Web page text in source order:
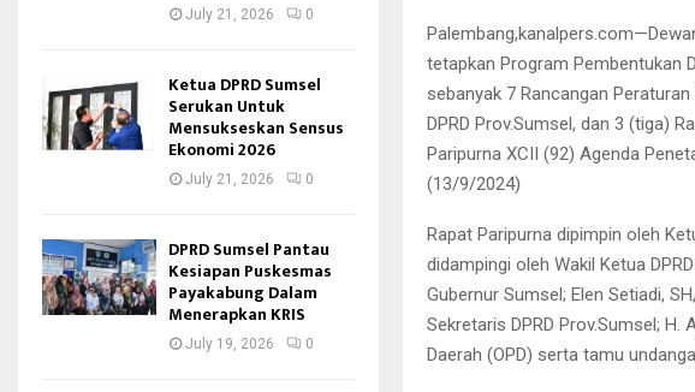
tetapkan Program Pembentukan
sebanyak 7 Rancangan
DPRD Prov.Sumsel, dan 3 (tiga)
Paripurna XCII (92) Agenda
(13/9/2024)
Rapat Paripurna dipimpin oleh
didampingi oleh Wakil Ketua
Gubernur Sumsel; Elen Setiadi,
Sekretaris DPRD Prov.Sumsel; H.
Daerah (OPD) serta tamu
July 21, 2026 0
Ketua DPRD Sumsel
Serukan Untuk
Mensukseskan Sensus
Ekonomi 2026
July 21, 2026 0
DPRD Sumsel Pantau
Kesiapan Puskesmas
Payakabung Dalam
Menerapkan KRIS
July 19, 2026 0